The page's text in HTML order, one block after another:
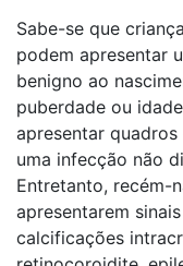
Sabe-se que
podem apresentar
benigno ao
puberdade ou
apresentar
uma infecção não
Entretanto, recém-
apresentarem
calcificações